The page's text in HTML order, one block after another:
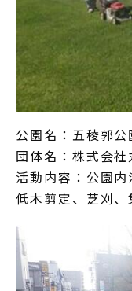
公園名：五稜郭公
団体名：株式会
活動内容：公園内
低木剪定、芝刈、